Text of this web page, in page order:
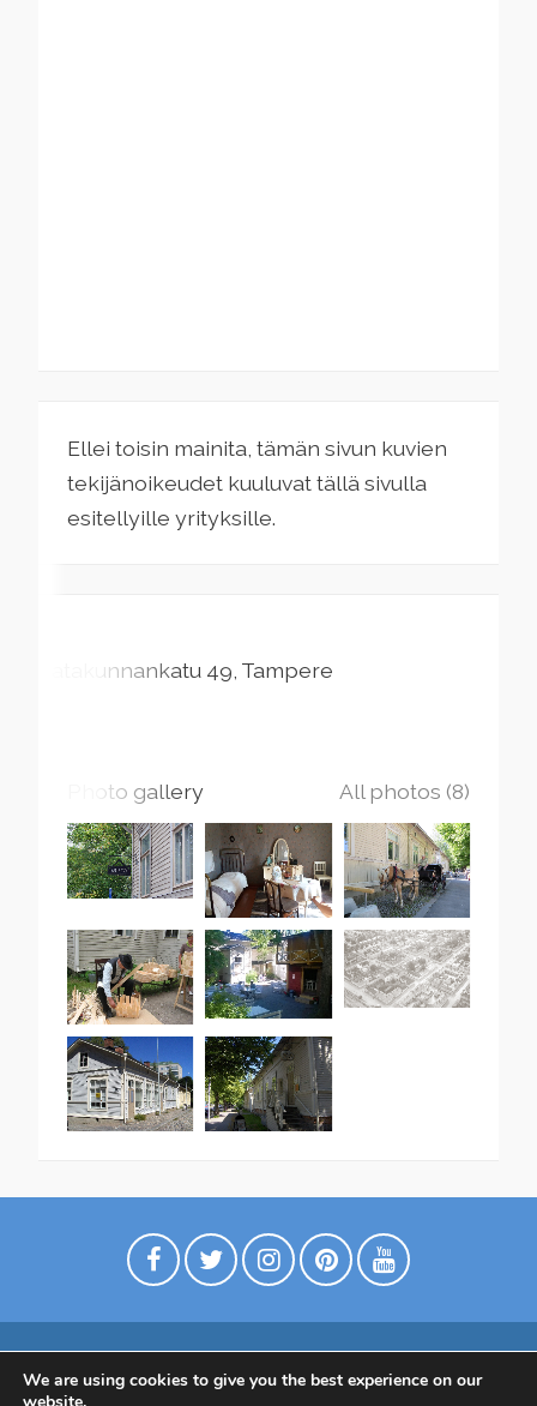
Ellei toisin mainita, tämän sivun kuvien
tekijänoikeudet kuuluvat tällä sivulla
esitellyille yrityksille.
Satakunnankatu 49 Tampere
Photo gallery All photos (8)
Digimarkkinointia matkailuyrityksille
We are using cookies to give you the best experience on our